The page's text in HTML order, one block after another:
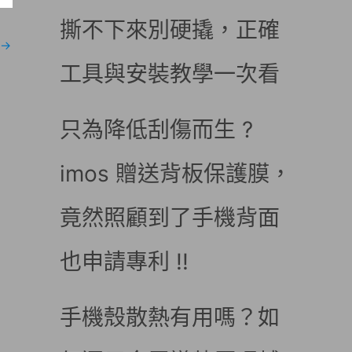
→
撕不下來別硬撬，正確
工具與安裝教學一次看
只為降低刮傷而生 ?
imos 贈送背板保護膜，
竟然照顧到了手機背面
也申請專利 !!
手機殼散熱有用嗎？如